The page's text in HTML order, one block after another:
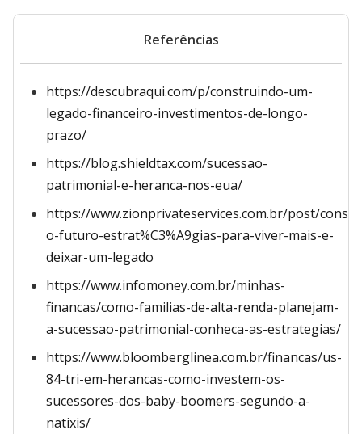
Referências
https://descubraqui.com/p/construindo-um-
legado-financeiro-investimentos-de-longo-
prazo/
https://blog.shieldtax.com/sucessao-
patrimonial-e-heranca-nos-eua/
https://www.zionprivateservices.com.br/post/
o-futuro-estrat%C3%A9gias-para-viver-mais-e-
deixar-um-legado
https://www.infomoney.com.br/minhas-
financas/como-familias-de-alta-renda-planejam-
a-sucessao-patrimonial-conheca-as-estrategias/
https://www.bloomberglinea.com.br/financas/us-
84-tri-em-herancas-como-investem-os-
sucessores-dos-baby-boomers-segundo-a-
natixis/